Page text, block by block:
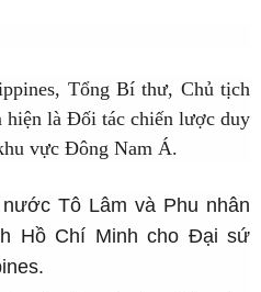
Tổng Bí thư, Chủ tịch
hiện là Đối tác chiến lược duy
vực Đông Nam Á.